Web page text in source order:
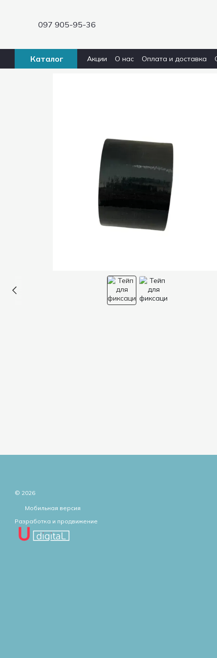
097 905-95-36
Каталог Акции О нас Оплата и доставка
© 2026
Мобильная версия
Разработка и продвижение